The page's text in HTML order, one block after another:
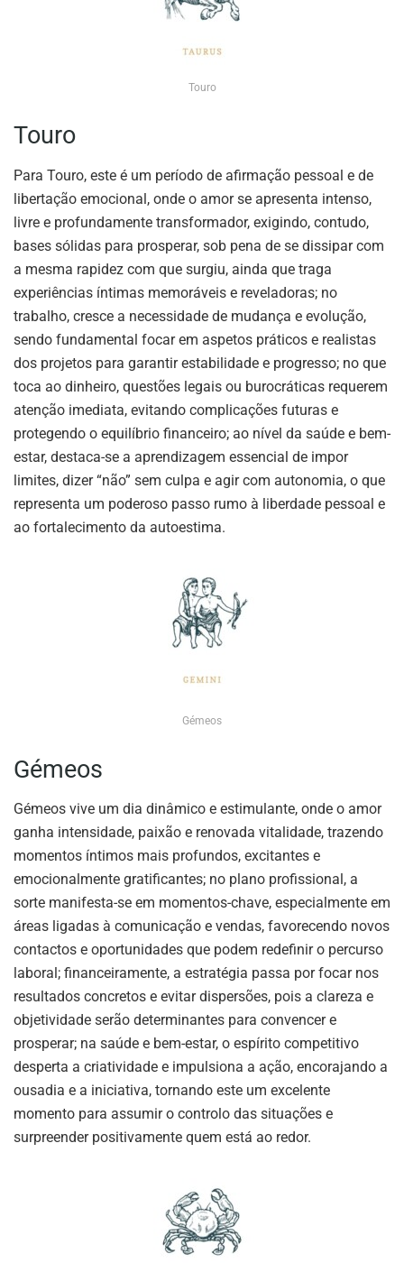
Touro
Touro
Para Touro, este é um período de afirmação pessoal e de
libertação emocional, onde o amor se apresenta intenso,
livre e profundamente transformador, exigindo, contudo,
bases sólidas para prosperar, sob pena de se dissipar com
a mesma rapidez com que surgiu, ainda que traga
experiências íntimas memoráveis e reveladoras; no
trabalho, cresce a necessidade de mudança e evolução,
sendo fundamental focar em aspetos práticos e realistas
dos projetos para garantir estabilidade e progresso; no que
toca ao dinheiro, questões legais ou burocráticas requerem
atenção imediata, evitando complicações futuras e
protegendo o equilíbrio financeiro; ao nível da saúde e bem-
estar, destaca-se a aprendizagem essencial de impor
limites, dizer “não” sem culpa e agir com autonomia, o que
representa um poderoso passo rumo à liberdade pessoal e
ao fortalecimento da autoestima.
Gémeos
Gémeos
Gémeos vive um dia dinâmico e estimulante, onde o amor
ganha intensidade, paixão e renovada vitalidade, trazendo
momentos íntimos mais profundos, excitantes e
emocionalmente gratificantes; no plano profissional, a
sorte manifesta-se em momentos-chave, especialmente em
áreas ligadas à comunicação e vendas, favorecendo novos
contactos e oportunidades que podem redefinir o percurso
laboral; financeiramente, a estratégia passa por focar nos
resultados concretos e evitar dispersões, pois a clareza e
objetividade serão determinantes para convencer e
prosperar; na saúde e bem-estar, o espírito competitivo
desperta a criatividade e impulsiona a ação, encorajando a
ousadia e a iniciativa, tornando este um excelente
momento para assumir o controlo das situações e
surpreender positivamente quem está ao redor.